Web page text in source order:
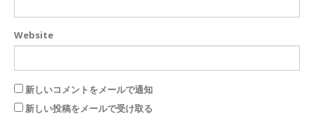
Website
新しいコメントをメールで通知
新しい投稿をメールで受け取る